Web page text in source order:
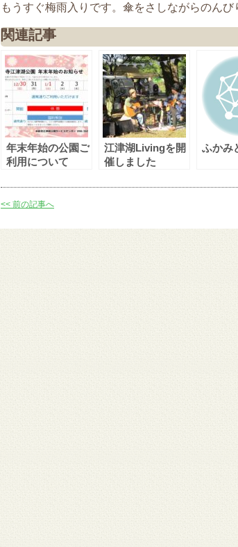
もうすぐ梅雨入りです。傘をさしながらのんび
関連記事
年末年始の公園ご
利用について
江津湖Livingを開
催しました
ふかみ
<< 前の記事へ